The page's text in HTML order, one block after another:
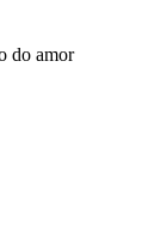
do amor